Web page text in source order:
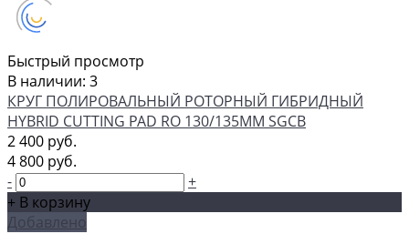
Быстрый просмотр
В наличии: 3
КРУГ ПОЛИРОВАЛЬНЫЙ РОТОРНЫЙ ГИБРИДНЫЙ
HYBRID CUTTING PAD RO 130/135ММ SGCB
2 400 руб.
4 800 руб.
-
+
+ В корзину
Добавлено